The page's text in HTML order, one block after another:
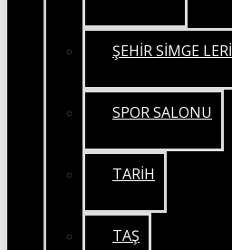
ŞEHİR SİMGE LERİ
SPOR SALONU
TARİH
TAŞ